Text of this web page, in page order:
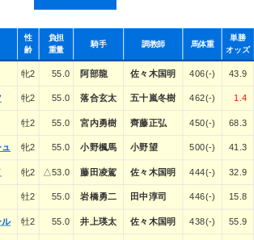
性
齢
負担
重量
騎手 調教師 馬体重
単勝
オッズ
牝2 55.0 阿部龍 佐々木国明 406(-) 43.9
牝2 55.0 落合玄太 五十嵐冬樹 462(-) 1.4
牡2 55.0 宮内勇樹 齊藤正弘 450(-) 68.3
牝2 55.0 小野楓馬 小野望 500(-) 41.3
牝2 △53.0 藤田凌駕 佐々木国明 444(-) 32.9
牡2 55.0 岩橋勇二 田中淳司 446(-) 15.8
ル 牡2 55.0 井上瑛太 佐々木国明 438(-) 55.9